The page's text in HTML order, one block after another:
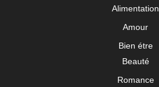
Alimentation
Amour
Bien étre
Beauté
Romance